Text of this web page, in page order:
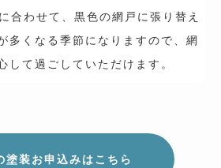
合わせて、黒色の網戸に張り替え
多くなる季節になりますので、網
して過ごしていただけます。
塗装お申込みはこちら